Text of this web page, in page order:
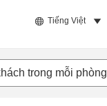
Tiếng Việt
trong mỗi phòng